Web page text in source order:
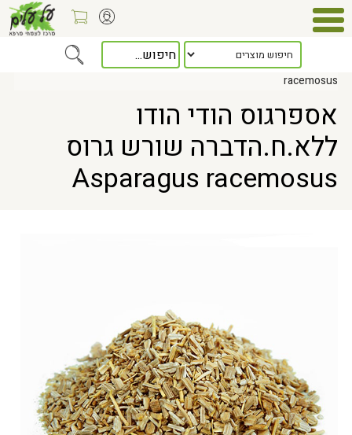
> אספרגוס הודי הודו ללא.ח.הדברה שורש גרוס Asparagus
racemosus
אספרגוס הודי הודו
ללא.ח.הדברה שורש גרוס
Asparagus racemosus